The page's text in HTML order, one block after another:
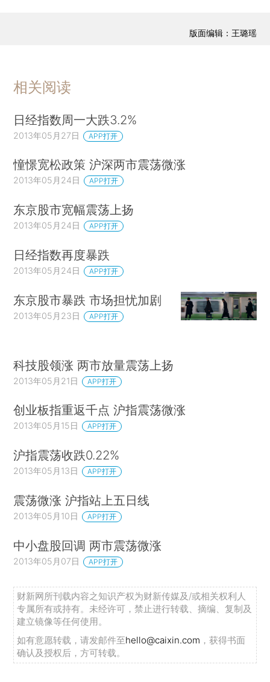
版面编辑：王璐瑶
相关阅读
日经指数周一大跌3.2%
2013年05月27日 APP打开
憧憬宽松政策 沪深两市震荡微涨
2013年05月24日 APP打开
东京股市宽幅震荡上扬
2013年05月24日 APP打开
日经指数再度暴跌
2013年05月24日 APP打开
东京股市暴跌 市场担忧加剧
2013年05月23日 APP打开
科技股领涨 两市放量震荡上扬
2013年05月21日 APP打开
创业板指重返千点 沪指震荡微涨
2013年05月15日 APP打开
沪指震荡收跌0.22%
2013年05月13日 APP打开
震荡微涨 沪指站上五日线
2013年05月10日 APP打开
中小盘股回调 两市震荡微涨
2013年05月07日 APP打开
财新网所刊载内容之知识产权为财新传媒及/或相关权利人
专属所有或持有。未经许可，禁止进行转载、摘编、复制及
建立镜像等任何使用。
如有意愿转载，请发邮件至hello@caixin.com ，获得书面
确认及授权后，方可转载。